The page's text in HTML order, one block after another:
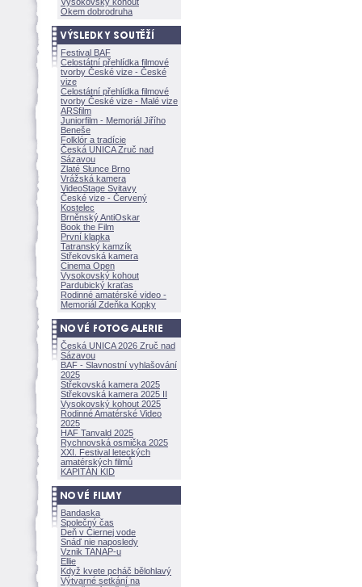
Okem dobrodruha
Festival BAF
Celostátní přehlídka filmové
tvorby České vize - České
vize
Celostátní přehlídka filmové
tvorby České vize - Malé vize
ARSfilm
Juniorfilm - Memoriál Jiřího
Beneše
Folklór a tradície
Česká UNICA Zruč nad
Sázavou
Zlaté Slunce Brno
Vrážská kamera
VideoStage Svitavy
České vize - Červený
Kostelec
Brněnský AntiOskar
Book the Film
První klapka
Tatranský kamzík
Střekovská kamera
Cinema Open
Vysokovský kohout
Pardubický kraťas
Rodinné amatérské video -
Memoriál Zdeňka Kopky
Česká UNICA 2026 Zruč nad
Sázavou
BAF - Slavnostní vyhlašování
2025
Střekovská kamera 2025
Střekovská kamera 2025 II
Vysokovský kohout 2025
Rodinné Amatérské Video
2025
HAF Tanvald 2025
Rychnovská osmička 2025
XXI. Festival leteckých
amatérských filmů
KAPITÁN KID
Bandaska
Společný čas
Deň v Čiernej vode
Snáď nie naposledy
Vznik TANAP-u
Ellie
Když kvete pcháč bělohlavý
Výtvarné setkání na